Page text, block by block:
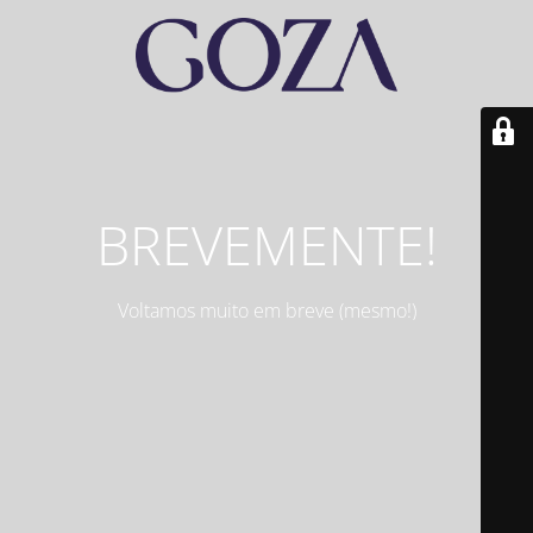
BREVEMENTE!
Voltamos muito em breve (mesmo!)